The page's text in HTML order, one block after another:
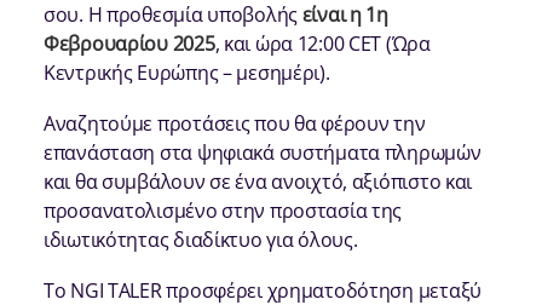
σου. Η προθεσμία υποβολήςείναι η 1η
Φεβρουαρίου 2025, και ώρα 12:00 CET (Ώρα
Κεντρικής Ευρώπης – μεσημέρι).
Αναζητούμε προτάσεις που θα φέρουν την
επανάσταση στα ψηφιακά συστήματα πληρωμών
και θα συμβάλουν σε ένα ανοιχτό, αξιόπιστο και
προσανατολισμένο στην προστασία της
ιδιωτικότητας διαδίκτυο για όλους.
Το NGI TALER προσφέρει χρηματοδότηση μεταξύ